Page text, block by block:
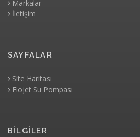
Markalar
İletişim
SAYFALAR
Site Haritası
Flojet Su Pompası
BİLGİLER